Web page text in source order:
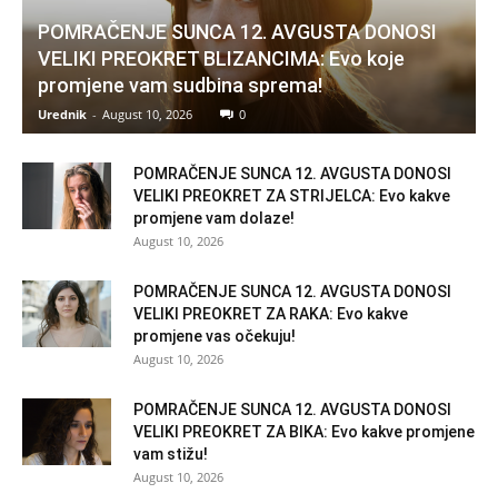
POMRAČENJE SUNCA 12. AVGUSTA DONOSI
VELIKI PREOKRET BLIZANCIMA: Evo koje
promjene vam sudbina sprema!
Urednik - August 10, 2026 0
POMRAČENJE SUNCA 12. AVGUSTA DONOSI
VELIKI PREOKRET ZA STRIJELCA: Evo kakve
promjene vam dolaze!
August 10, 2026
POMRAČENJE SUNCA 12. AVGUSTA DONOSI
VELIKI PREOKRET ZA RAKA: Evo kakve
promjene vas očekuju!
August 10, 2026
POMRAČENJE SUNCA 12. AVGUSTA DONOSI
VELIKI PREOKRET ZA BIKA: Evo kakve promjene
vam stižu!
August 10, 2026